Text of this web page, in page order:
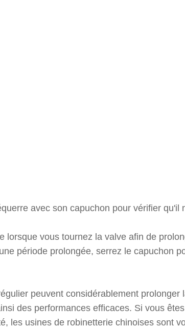
avec son capuchon pour vérifier qu'il
lorsque vous tournez la valve afin de
période prolongée, serrez le capuchon
peuvent considérablement prolonger
des performances efficaces. Si vous
les usines de robinetterie chinoises sont